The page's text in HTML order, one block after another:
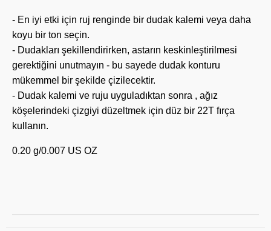
- En iyi etki için ruj renginde bir dudak kalemi veya daha
koyu bir ton seçin.
- Dudakları şekillendirirken, astarın keskinleştirilmesi
gerektiğini unutmayın - bu sayede dudak konturu
mükemmel bir şekilde çizilecektir.
- Dudak kalemi ve ruju uyguladıktan sonra , ağız
köşelerindeki çizgiyi düzeltmek için düz bir 22T fırça
kullanın.
0.20 g/0.007 US OZ